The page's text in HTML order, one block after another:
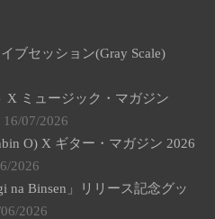
ブセッション(Gray Scale)
X ミュージック・マガジン
16/07/2026
O) X ギター・マガジン 2026
2026
na Binsen」リリース記念グッ
2026